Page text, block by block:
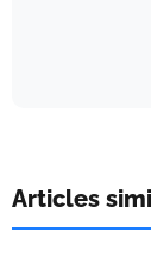
Articles